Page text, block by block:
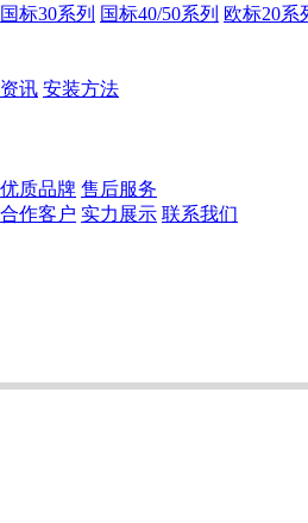
国标30系列 国标40/50系列 欧标20系
讯 安装方法
优质品牌 售后服务
合作客户 实力展示 联系我们